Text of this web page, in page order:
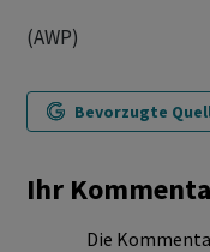
(AWP)
Bevorzugte
Ihr
Die